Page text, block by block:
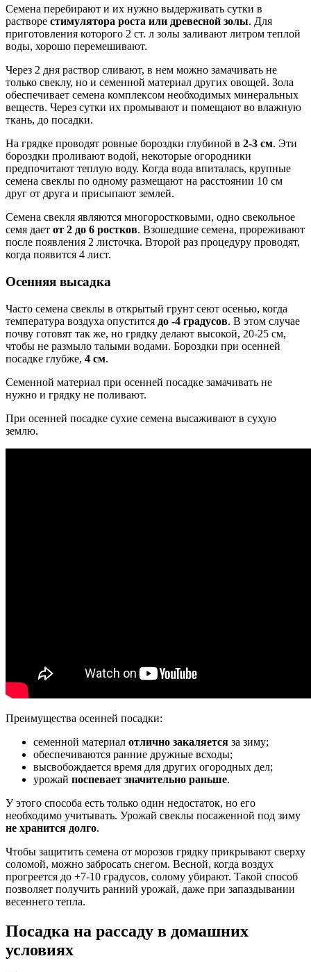
Семена перебирают и их нужно выдерживать сутки в
растворе стимулятора роста или древесной золы. Для
приготовления которого 2 ст. л золы заливают литром теплой
воды, хорошо перемешивают.
Через 2 дня раствор сливают, в нем можно замачивать не
только свеклу, но и семенной материал других овощей. Зола
обеспечивает семена комплексом необходимых минеральных
веществ. Через сутки их промывают и помещают во влажную
ткань, до посадки.
На грядке проводят ровные бороздки глубиной в 2-3 см. Эти
бороздки проливают водой, некоторые огородники
предпочитают теплую воду. Когда вода впиталась, крупные
семена свеклы по одному размещают на расстоянии 10 см
друг от друга и присыпают землей.
Семена свекля являются многоростковыми, одно свекольное
семя дает от 2 до 6 ростков. Взошедшие семена, прореживают
после появления 2 листочка. Второй раз процедуру проводят,
когда появится 4 лист.
Осенняя высадка
Часто семена свеклы в открытый грунт сеют осенью, когда
температура воздуха опустится до -4 градусов. В этом случае
почву готовят так же, но грядку делают высокой, 20-25 см,
чтобы не размыло талыми водами. Бороздки при осенней
посадке глубже, 4 см.
Семенной материал при осенней посадке замачивать не
нужно и грядку не поливают.
При осенней посадке сухие семена высаживают в сухую
землю.
Преимущества осенней посадки:
семенной материал отлично закаляется за зиму;
обеспечиваются ранние дружные всходы;
высвобождается время для других огородных дел;
урожай поспевает значительно раньше.
У этого способа есть только один недостаток, но его
необходимо учитывать. Урожай свеклы посаженной под зиму
не хранится долго.
Чтобы защитить семена от морозов грядку прикрывают сверху
соломой, можно забросать снегом. Весной, когда воздух
прогреется до +7-10 градусов, солому убирают. Такой способ
позволяет получить ранний урожай, даже при запаздывании
весеннего тепла.
Посадка на рассаду в домашних
условиях